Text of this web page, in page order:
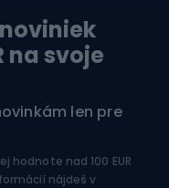
na svoje
len pre
hodnote nad 100 EUR
nájdeš v